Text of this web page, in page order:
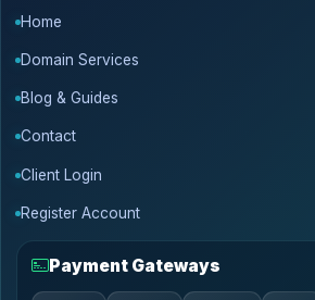
Home
Domain Services
Blog & Guides
Contact
Client Login
Register Account
Payment Gateways